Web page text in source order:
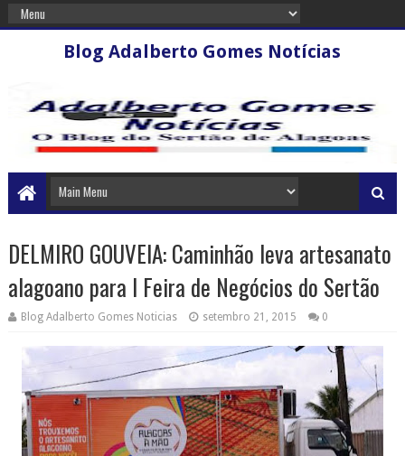
Blog Adalberto Gomes Notícias
DELMIRO GOUVEIA: Caminhão leva artesanato
alagoano para I Feira de Negócios do Sertão
Blog Adalberto Gomes Noticias setembro 21, 2015 0